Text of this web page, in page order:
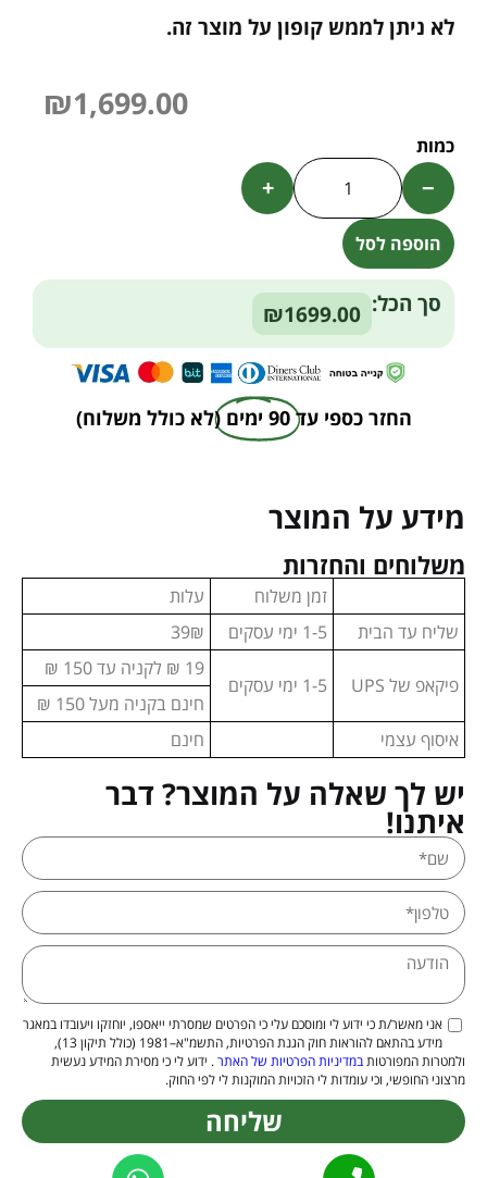
לא ניתן לממש קופון על מוצר זה.
₪1,699.00
−
+
הוספה לסל
Alternative:
סך הכל: ₪1699.00
החזר כספי עד 90 ימים (לא כולל משלוח)
מידע על המוצר
משלוחים והחזרות
זמן משלוח
עלות
שליח עד הבית
1-5 ימי עסקים 39₪
פיקאפ של UPS 1-5 ימי עסקים
19 ₪ לקניה עד 150 ₪
חינם בקניה מעל 150 ₪
איסוף עצמי
חינם
יש לך שאלה על המוצר? דבר
איתנו!
אני מאשר/ת כי ידוע לי ומוסכם עלי כי הפרטים שמסרתי ייאספו, יוחזקו ויעובדו במאגר
מידע בהתאם להוראות חוק הגנת הפרטיות, התשמ"א–1981 (כולל תיקון 13),
ולמטרות המפורטותבמדיניות הפרטיות של האתר. ידוע לי כי מסירת המידע נעשית
מרצוני החופשי, וכי עומדות לי הזכויות המוקנות לי לפי החוק.
שליחה